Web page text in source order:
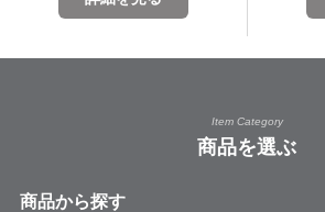
Item Category
商品を選ぶ
商品から探す